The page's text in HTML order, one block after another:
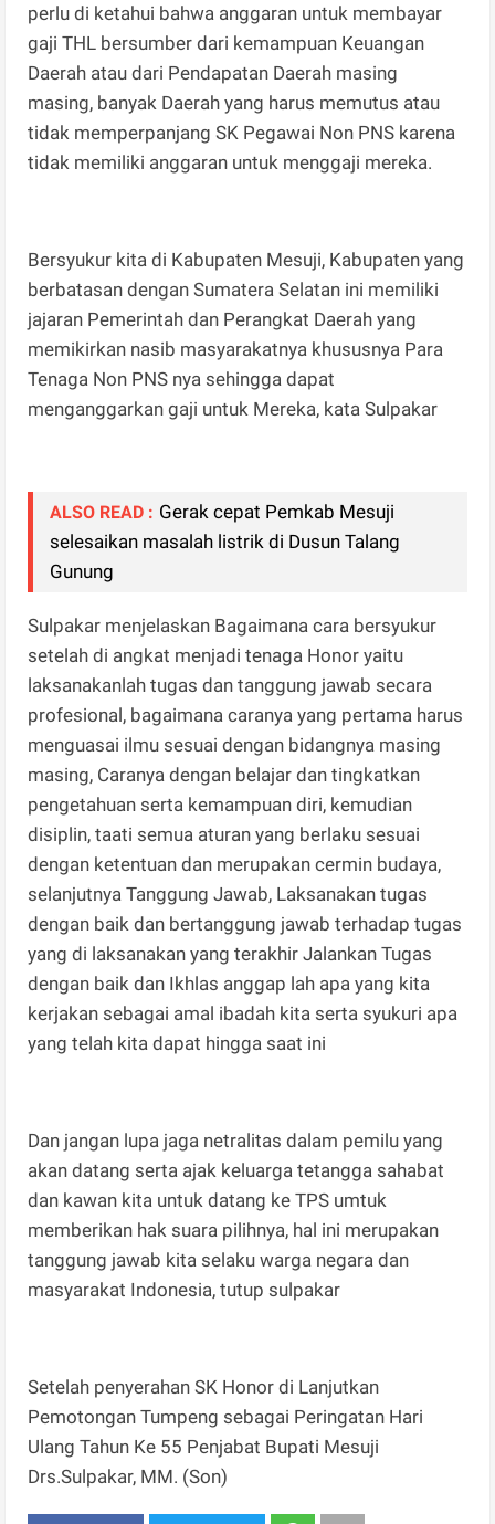
perlu di ketahui bahwa anggaran untuk membayar
gaji THL bersumber dari kemampuan Keuangan
Daerah atau dari Pendapatan Daerah masing
masing, banyak Daerah yang harus memutus atau
tidak memperpanjang SK Pegawai Non PNS karena
tidak memiliki anggaran untuk menggaji mereka.
Bersyukur kita di Kabupaten Mesuji, Kabupaten yang
berbatasan dengan Sumatera Selatan ini memiliki
jajaran Pemerintah dan Perangkat Daerah yang
memikirkan nasib masyarakatnya khususnya Para
Tenaga Non PNS nya sehingga dapat
menganggarkan gaji untuk Mereka, kata Sulpakar
ALSO READ : Gerak cepat Pemkab Mesuji
selesaikan masalah listrik di Dusun Talang
Gunung
Sulpakar menjelaskan Bagaimana cara bersyukur
setelah di angkat menjadi tenaga Honor yaitu
laksanakanlah tugas dan tanggung jawab secara
profesional, bagaimana caranya yang pertama harus
menguasai ilmu sesuai dengan bidangnya masing
masing, Caranya dengan belajar dan tingkatkan
pengetahuan serta kemampuan diri, kemudian
disiplin, taati semua aturan yang berlaku sesuai
dengan ketentuan dan merupakan cermin budaya,
selanjutnya Tanggung Jawab, Laksanakan tugas
dengan baik dan bertanggung jawab terhadap tugas
yang di laksanakan yang terakhir Jalankan Tugas
dengan baik dan Ikhlas anggap lah apa yang kita
kerjakan sebagai amal ibadah kita serta syukuri apa
yang telah kita dapat hingga saat ini
Dan jangan lupa jaga netralitas dalam pemilu yang
akan datang serta ajak keluarga tetangga sahabat
dan kawan kita untuk datang ke TPS umtuk
memberikan hak suara pilihnya, hal ini merupakan
tanggung jawab kita selaku warga negara dan
masyarakat Indonesia, tutup sulpakar
Setelah penyerahan SK Honor di Lanjutkan
Pemotongan Tumpeng sebagai Peringatan Hari
Ulang Tahun Ke 55 Penjabat Bupati Mesuji
Drs.Sulpakar, MM. (Son)